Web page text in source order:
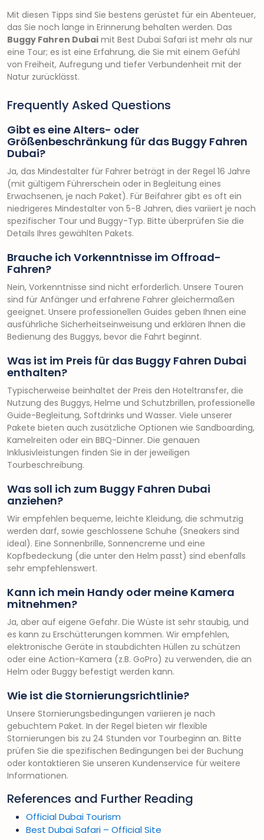
Mit diesen Tipps sind Sie bestens gerüstet für ein Abenteuer,
das Sie noch lange in Erinnerung behalten werden. Das
Buggy Fahren Dubai mit Best Dubai Safari ist mehr als nur
eine Tour; es ist eine Erfahrung, die Sie mit einem Gefühl
von Freiheit, Aufregung und tiefer Verbundenheit mit der
Natur zurücklässt.
Frequently Asked Questions
Gibt es eine Alters- oder
Größenbeschränkung für das Buggy Fahren
Dubai?
Ja, das Mindestalter für Fahrer beträgt in der Regel 16 Jahre
(mit gültigem Führerschein oder in Begleitung eines
Erwachsenen, je nach Paket). Für Beifahrer gibt es oft ein
niedrigeres Mindestalter von 5-8 Jahren, dies variiert je nach
spezifischer Tour und Buggy-Typ. Bitte überprüfen Sie die
Details Ihres gewählten Pakets.
Brauche ich Vorkenntnisse im Offroad-
Fahren?
Nein, Vorkenntnisse sind nicht erforderlich. Unsere Touren
sind für Anfänger und erfahrene Fahrer gleichermaßen
geeignet. Unsere professionellen Guides geben Ihnen eine
ausführliche Sicherheitseinweisung und erklären Ihnen die
Bedienung des Buggys, bevor die Fahrt beginnt.
Was ist im Preis für das Buggy Fahren Dubai
enthalten?
Typischerweise beinhaltet der Preis den Hoteltransfer, die
Nutzung des Buggys, Helme und Schutzbrillen, professionelle
Guide-Begleitung, Softdrinks und Wasser. Viele unserer
Pakete bieten auch zusätzliche Optionen wie Sandboarding,
Kamelreiten oder ein BBQ-Dinner. Die genauen
Inklusivleistungen finden Sie in der jeweiligen
Tourbeschreibung.
Was soll ich zum Buggy Fahren Dubai
anziehen?
Wir empfehlen bequeme, leichte Kleidung, die schmutzig
werden darf, sowie geschlossene Schuhe (Sneakers sind
ideal). Eine Sonnenbrille, Sonnencreme und eine
Kopfbedeckung (die unter den Helm passt) sind ebenfalls
sehr empfehlenswert.
Kann ich mein Handy oder meine Kamera
mitnehmen?
Ja, aber auf eigene Gefahr. Die Wüste ist sehr staubig, und
es kann zu Erschütterungen kommen. Wir empfehlen,
elektronische Geräte in staubdichten Hüllen zu schützen
oder eine Action-Kamera (z.B. GoPro) zu verwenden, die an
Helm oder Buggy befestigt werden kann.
Wie ist die Stornierungsrichtlinie?
Unsere Stornierungsbedingungen variieren je nach
gebuchtem Paket. In der Regel bieten wir flexible
Stornierungen bis zu 24 Stunden vor Tourbeginn an. Bitte
prüfen Sie die spezifischen Bedingungen bei der Buchung
oder kontaktieren Sie unseren Kundenservice für weitere
Informationen.
References and Further Reading
Official Dubai Tourism
Best Dubai Safari – Official Site